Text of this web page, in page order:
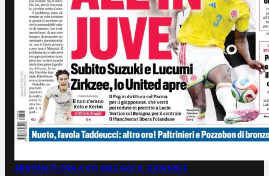
ABBONATI ORA A €0,99LEGGI IL GIORNALE